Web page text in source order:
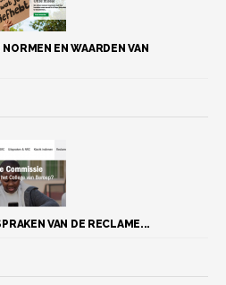
EN WAARDEN VAN
VAN DE RECLAME...